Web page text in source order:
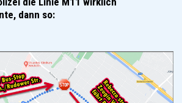
dann so: